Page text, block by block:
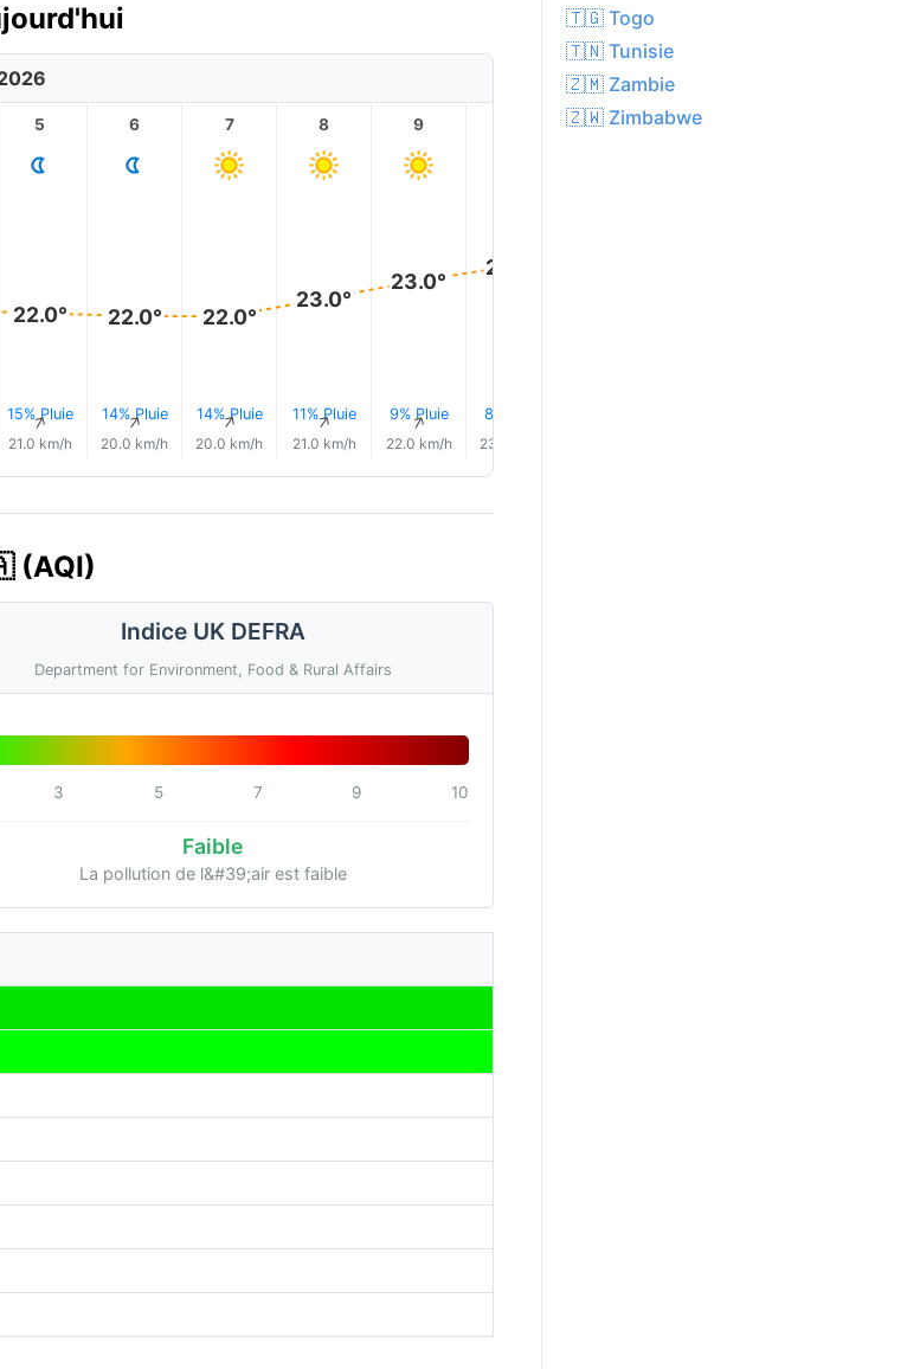
5
22.0°
15% Pluie
↑
21.0 km/h
6
22.0°
14% Pluie
↑
20.0 km/h
7
22.0°
14% Pluie
↑
20.0 km/h
8
23.0°
11% Pluie
↑
21.0 km/h
9
23.0°
9% Pluie
↑
22.0 km/h
24.0°
8% Pluie
23.0 km/h
11 12
(AQI)
Indice UK DEFRA
Department for Environment, Food & Rural Affairs
3 5 7 9 10
Faible
La pollution de l&#39;air est faible
🇹🇬 Togo
🇹🇳 Tunisie
🇿🇲 Zambie
🇿🇼 Zimbabwe